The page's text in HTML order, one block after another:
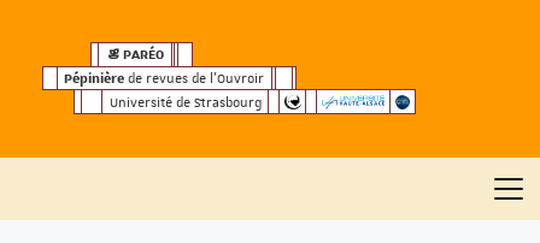
ÑPARÉO
Pépinière de revues de l’Ouvroir
Université de Strasbourg